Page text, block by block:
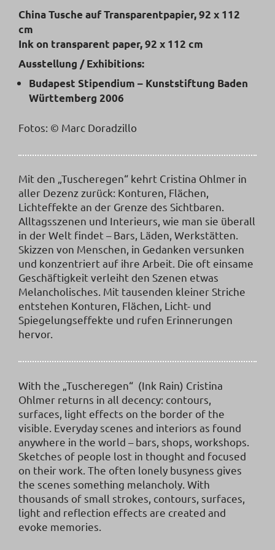
China Tusche auf Transparentpapier, 92 x 112
cm
Ink on transparent paper, 92 x 112 cm
Ausstellung / Exhibitions:
Budapest Stipendium – Kunststiftung Baden
Württemberg 2006
Fotos: © Marc Doradzillo
Mit den „Tuscheregen“ kehrt Cristina Ohlmer in
aller Dezenz zurück: Konturen, Flächen,
Lichteffekte an der Grenze des Sichtbaren.
Alltagsszenen und Interieurs, wie man sie überall
in der Welt findet – Bars, Läden, Werkstätten.
Skizzen von Menschen, in Gedanken versunken
und konzentriert auf ihre Arbeit. Die oft einsame
Geschäftigkeit verleiht den Szenen etwas
Melancholisches. Mit tausenden kleiner Striche
entstehen Konturen, Flächen, Licht- und
Spiegelungseffekte und rufen Erinnerungen
hervor.
With the „Tuscheregen“ (Ink Rain) Cristina
Ohlmer returns in all decency: contours,
surfaces, light effects on the border of the
visible. Everyday scenes and interiors as found
anywhere in the world – bars, shops, workshops.
Sketches of people lost in thought and focused
on their work. The often lonely busyness gives
the scenes something melancholy. With
thousands of small strokes, contours, surfaces,
light and reflection effects are created and
evoke memories.